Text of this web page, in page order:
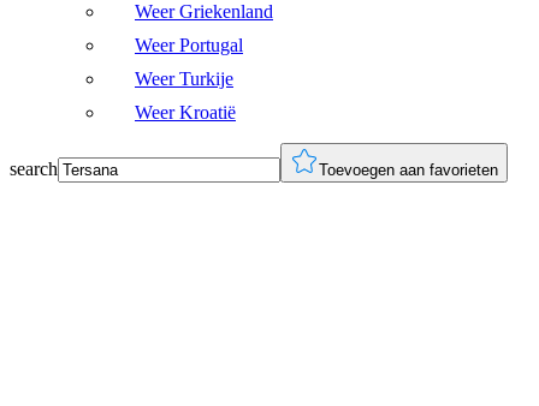
Weer Griekenland
Weer Portugal
Weer Turkije
Weer Kroatië
search Toevoegen aan favorieten